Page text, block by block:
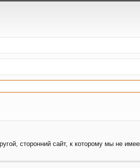
сторонний сайт, к которому мы не